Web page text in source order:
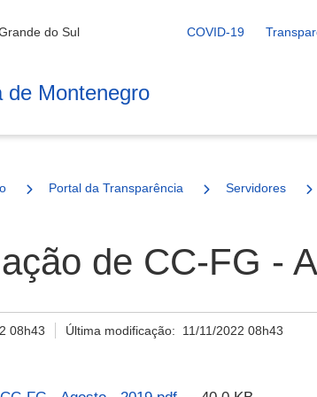
do Sul COVID-19
de Montenegro
Portal da Transparência Servidores
de CC-FG -
08h43 Última modificação: 11/11/2022 08h43